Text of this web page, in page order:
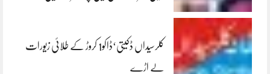
کلرسیداں ڈکیتی‘ڈاکو1 کروڑ کے طلائی زیورات
لے اڑے